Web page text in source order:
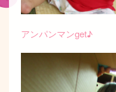
アンパンマンget♪